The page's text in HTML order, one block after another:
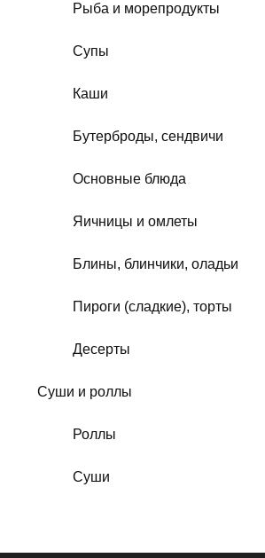
Рыба и морепродукты
Супы
Каши
Бутерброды, сендвичи
Основные блюда
Яичницы и омлеты
Блины, блинчики, оладьи
Пироги (сладкие), торты
Десерты
Суши и роллы
Роллы
Суши